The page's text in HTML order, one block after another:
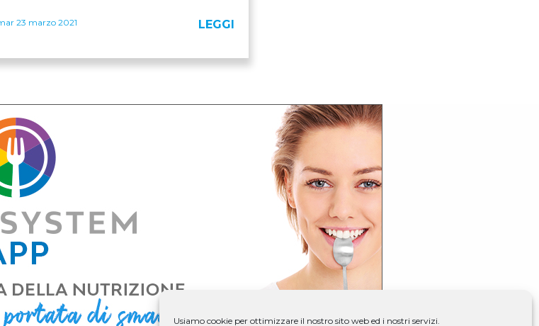
Usiamo cookie per ottimizzare il nostro sito web ed i nostri servizi.
23 marzo 2021 LEGGI